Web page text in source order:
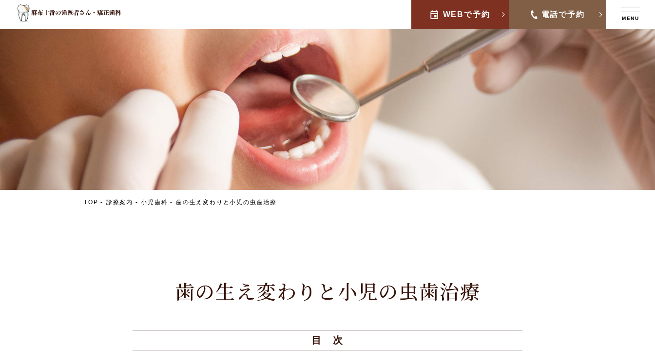
TOP 診療案内 小児歯科 歯の生え変わりと小児の虫歯治療
歯の生え変わりと小児の虫歯治療
目 次
WEBで予約 電話で予約 MENU